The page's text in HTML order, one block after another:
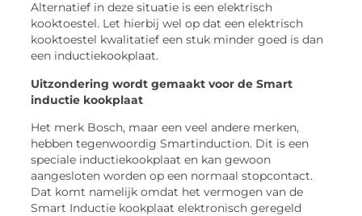
Alternatief in deze situatie is een elektrisch
kooktoestel. Let hierbij wel op dat een elektrisch
kooktoestel kwalitatief een stuk minder goed is dan
een inductiekookplaat.
Uitzondering wordt gemaakt voor de Smart
inductie kookplaat
Het merk Bosch, maar een veel andere merken,
hebben tegenwoordig Smartinduction. Dit is een
speciale inductiekookplaat en kan gewoon
aangesloten worden op een normaal stopcontact.
Dat komt namelijk omdat het vermogen van de
Smart Inductie kookplaat elektronisch geregeld